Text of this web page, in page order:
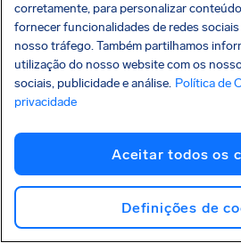
DFW
06/08/2026 18:53
Verificar
American Airlines
Dallas • •
06/08/2026 18:43
corretamente, para personalizar
fornecer funcionalidades de redes sociais
nosso tráfego. Também partilhamos
utilização do nosso website com os
sociais, publicidade e análise. Política de
privacidade
Aceitar todos os
Definições de